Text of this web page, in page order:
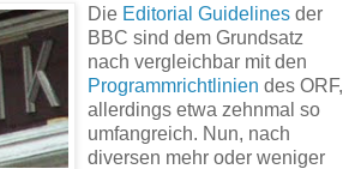
Die Editorial Guidelines der
BBC sind dem Grundsatz
nach vergleichbar mit den
Programmrichtlinien des ORF,
allerdings etwa zehnmal so
umfangreich. Nun, nach
diversen mehr oder weniger